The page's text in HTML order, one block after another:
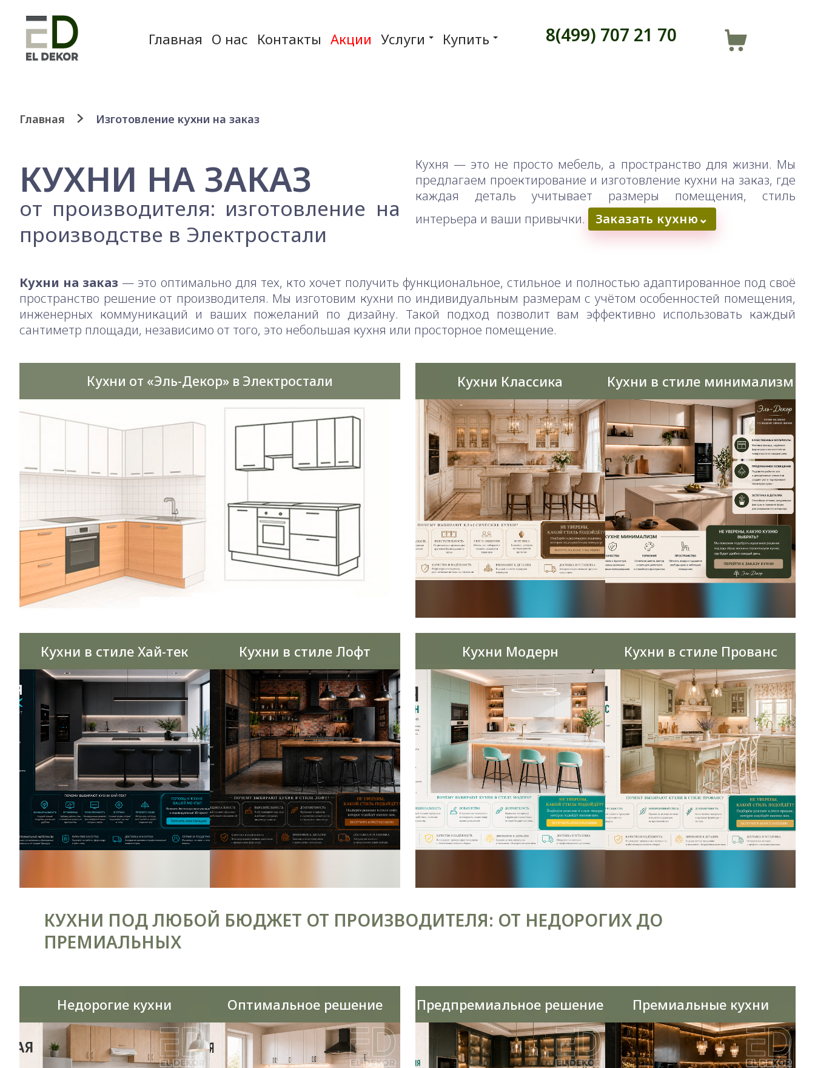
Главная О нас Контакты Акции Услуги Купить 8(499) 707 21 70
Главная Изготовление кухни на заказ
КУХНИ НА ЗАКАЗ
от производителя: изготовление на
производстве в Электростали
Кухня — это не просто мебель, а пространство для жизни. Мы
предлагаем проектирование и изготовление кухни на заказ, где
каждая деталь учитывает размеры помещения, стиль
интерьера и ваши привычки.
Заказать кухню⌄
Кухни на заказ — это оптимально для тех, кто хочет получить функциональное, стильное и полностью адаптированное под своё
пространство решение от производителя. Мы изготовим кухни по индивидуальным размерам с учётом особенностей помещения,
инженерных коммуникаций и ваших пожеланий по дизайну. Такой подход позволит вам эффективно использовать каждый
сантиметр площади, независимо от того, это небольшая кухня или просторное помещение.
Кухни от «Эль-Декор» в Электростали Кухни Классика Кухни в стиле минимализм
Кухни в стиле Хай-тек Кухни в стиле Лофт Кухни Модерн Кухни в стиле Прованс
КУХНИ ПОД ЛЮБОЙ БЮДЖЕТ ОТ ПРОИЗВОДИТЕЛЯ: ОТ НЕДОРОГИХ ДО
ПРЕМИАЛЬНЫХ
Недорогие кухни Оптимальное решение Предпремиальное решение Премиальные кухни